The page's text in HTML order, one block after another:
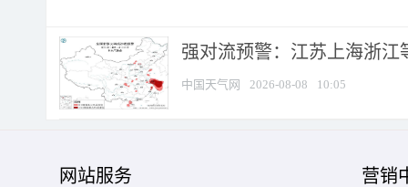
强对流预警：江苏上海浙江
中国天气网 2026-08-08 10:05
网站服务 营销